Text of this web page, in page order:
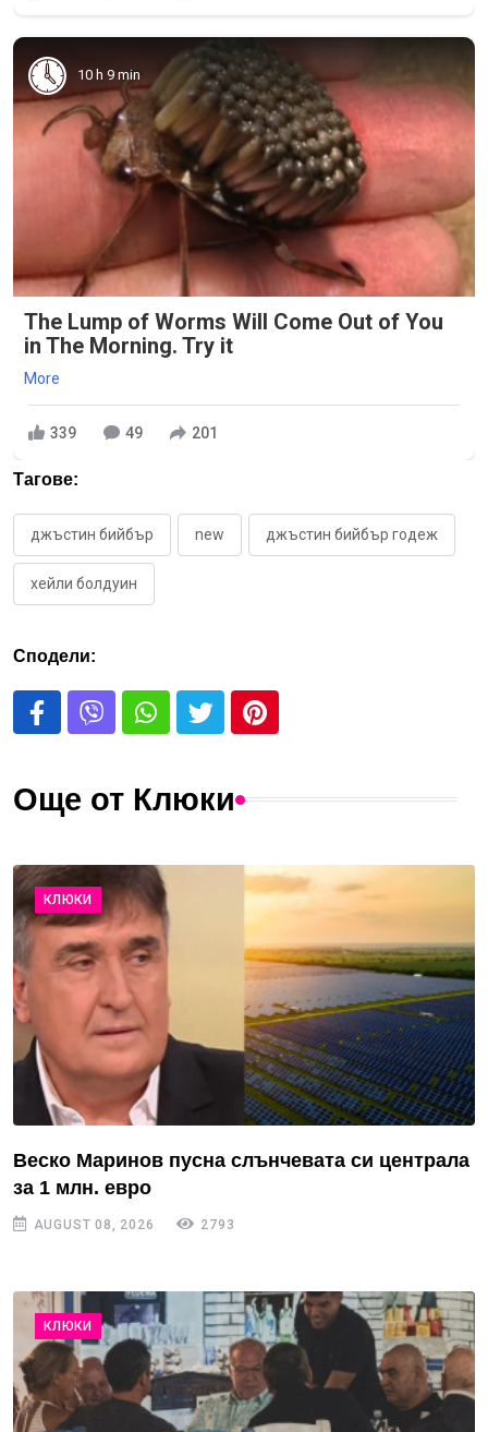
10 h 9 min
The Lump of Worms Will Come Out of You
in The Morning. Try it
More
339 49 201
Тагове:
джъстин бийбър new джъстин бийбър годеж
хейли болдуин
Сподели:
Още от Клюки
КЛЮКИ
Веско Маринов пусна слънчевата си централа
за 1 млн. евро
AUGUST 08, 2026 2793
КЛЮКИ